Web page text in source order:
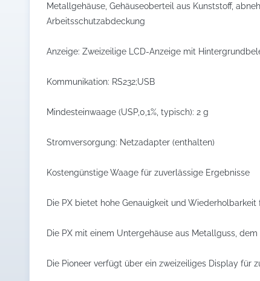
Metallgehäuse, Gehäuseoberteil aus Kunststoff,
Arbeitsschutzabdeckung
Anzeige: Zweizeilige LCD-Anzeige mit
Kommunikation: RS232;USB
Mindesteinwaage (USP,0,1%, typisch): 2 g
Stromversorgung: Netzadapter (enthalten)
Kostengünstige Waage für zuverlässige Ergebnisse
Die PX bietet hohe Genauigkeit und
Die PX mit einem Untergehäuse aus Metallguss,
Die Pioneer verfügt über ein zweizeiliges Display für